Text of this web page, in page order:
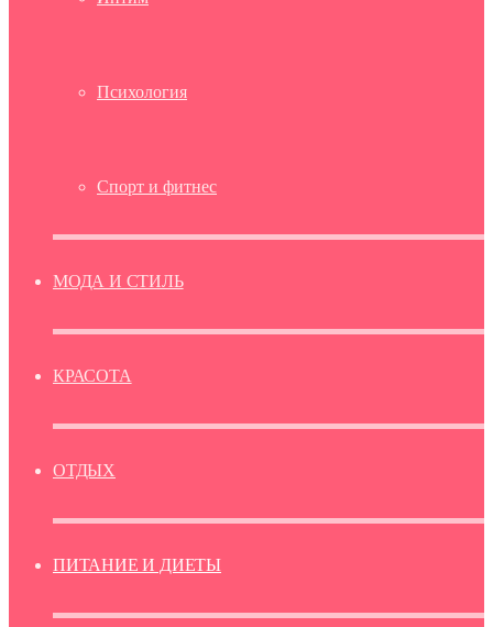
Психология
Спорт и фитнес
МОДА И СТИЛЬ
КРАСОТА
ОТДЫХ
ПИТАНИЕ И ДИЕТЫ